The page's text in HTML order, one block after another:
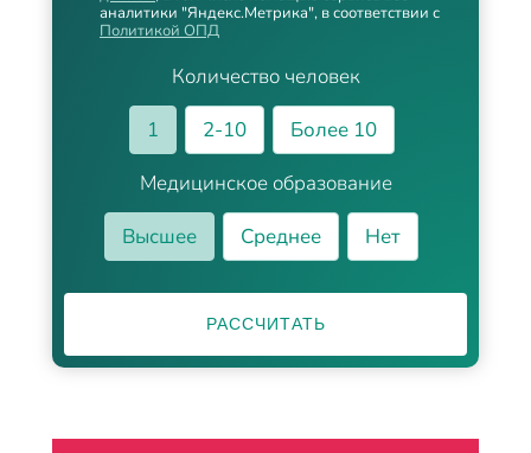
Количество человек
1
2-10
Более 10
Медицинское образование
Высшее
Среднее Нет
аналитики "Яндекс.Метрика", в соответствии с
Политикой ОПД
РАССЧИТАТЬ